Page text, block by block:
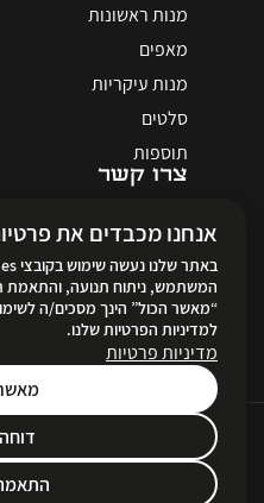
מנות ראשונות
מאפים
מנות עיקריות
סלטים
תוספות
צרו קשר
לאתר
Digital
תקנון ותנאי שימוש ופרטיות |
rights reserved.
אנחנו מכבדים את
המשתמש, ניתוח תנועה, והתאמת
למדיניות הפרטיות שלנו.
מדיניות פרטיות